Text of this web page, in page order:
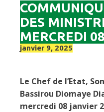
DES
MERCREDI
janvier 9, 2025
Le Chef de l’Etat,
Bassirou Diomaye
mercredi 08 janvier